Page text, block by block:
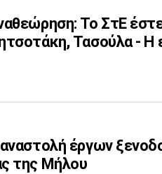
Το ΣτΕ
Τασούλα - Η
έργων
της Μήλου